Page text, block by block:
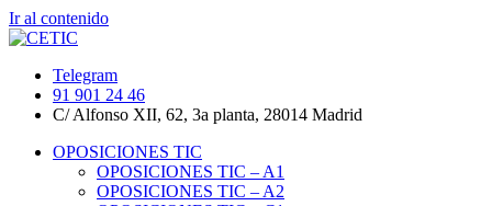
Ir al contenido
Telegram
91 901 24 46
C/ Alfonso XII, 62, 3a planta, 28014 Madrid
OPOSICIONES TIC
OPOSICIONES TIC – A1
OPOSICIONES TIC – A2